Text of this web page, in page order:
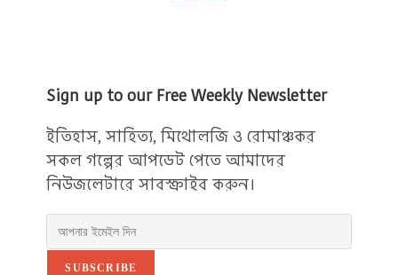
Sign up to our Free Weekly Newsletter
ইতিহাস, সাহিত্য, মিথোলজি ও রোমাঞ্চকর
সকল গল্পের আপডেট পেতে আমাদের
নিউজলেটারে সাবস্ক্রাইব করুন।
SUBSCRIBE